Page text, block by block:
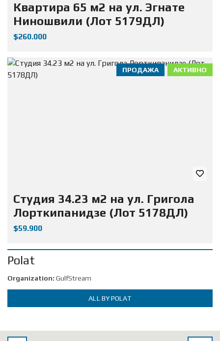
Квартира 65 м2 на ул. Эгнате
Ниношвили (Лот 5179ДЛ)
$260.000
АКТИВНО
ПРОДАЖА
Студия 34.23 м2 на ул. Григола
Лорткипанидзе (Лот 5178ДЛ)
$59.900
Polat
Organization: GulfStream
ALL BY POLAT